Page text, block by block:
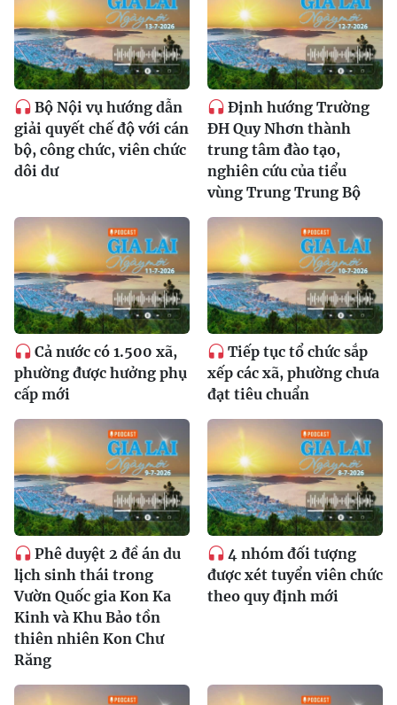
Bộ Nội vụ hướng dẫn
giải quyết chế độ với cán
bộ, công chức, viên chức
dôi dư
Định hướng Trường
ĐH Quy Nhơn thành
trung tâm đào tạo,
nghiên cứu của tiểu
vùng Trung Trung Bộ
Cả nước có 1.500 xã,
phường được hưởng phụ
cấp mới
Tiếp tục tổ chức sắp
xếp các xã, phường chưa
đạt tiêu chuẩn
Phê duyệt 2 đề án du
lịch sinh thái trong
Vườn Quốc gia Kon Ka
Kinh và Khu Bảo tồn
thiên nhiên Kon Chư
Răng
4 nhóm đối tượng
được xét tuyển viên chức
theo quy định mới